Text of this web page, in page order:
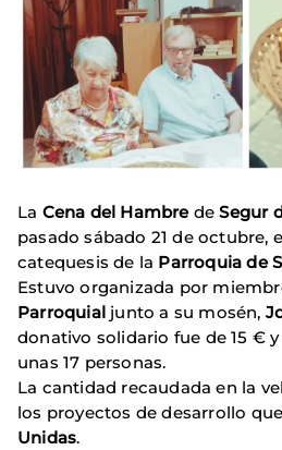
La Cena del Hambrede Segur
pasado sábado 21 de octubre,
catequesis de la Parroquia de
Estuvo organizada por
Parroquial junto a su mosén,
donativo solidario fue de 15 €
unas 17 personas.
La cantidad recaudada en la
los proyectos de desarrollo
Unidas.